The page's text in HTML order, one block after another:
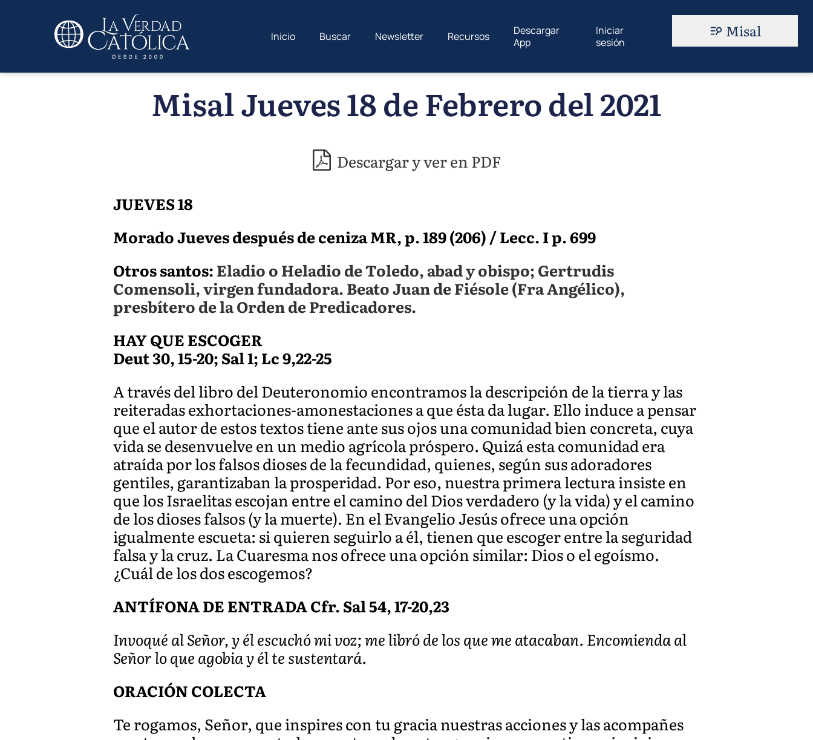
Inicio Buscar Newsletter Recursos
Descargar
App
Iniciar
sesión
Misal
Misal Jueves 18 de Febrero del 2021
Descargar y ver en PDF
JUEVES 18
Morado Jueves después de ceniza MR, p. 189 (206) / Lecc. I p. 699
Otros santos:Eladio o Heladio de Toledo, abad y obispo; Gertrudis
Comensoli, virgen fundadora. Beato Juan de Fiésole (Fra Angélico),
presbítero de la Orden de Predicadores.
HAY QUE ESCOGER
Deut 30, 15-20; Sal 1; Lc 9,22-25
A través del libro del Deuteronomio encontramos la descripción de la tierra y las
reiteradas exhortaciones-amonestaciones a que ésta da lugar. Ello induce a pensar
que el autor de estos textos tiene ante sus ojos una comunidad bien concreta, cuya
vida se desenvuelve en un medio agrícola próspero. Quizá esta comunidad era
atraída por los falsos dioses de la fecundidad, quienes, según sus adoradores
gentiles, garantizaban la prosperidad. Por eso, nuestra primera lectura insiste en
que los Israelitas escojan entre el camino del Dios verdadero (y la vida) y el camino
de los dioses falsos (y la muerte). En el Evangelio Jesús ofrece una opción
igualmente escueta: si quieren seguirlo a él, tienen que escoger entre la seguridad
falsa y la cruz. La Cuaresma nos ofrece una opción similar: Dios o el egoísmo.
¿Cuál de los dos escogemos?
ANTÍFONA DE ENTRADA Cfr. Sal 54, 17-20,23
Invoqué al Señor, y él escuchó mi voz; me libró de los que me atacaban. Encomienda al
Señor lo que agobia y él te sustentará.
ORACIÓN COLECTA
Te rogamos, Señor, que inspires con tu gracia nuestras acciones y las acompañes